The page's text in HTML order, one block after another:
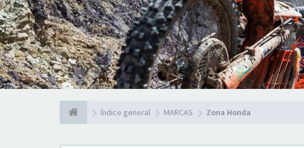
Índice general MARCAS Zona Honda